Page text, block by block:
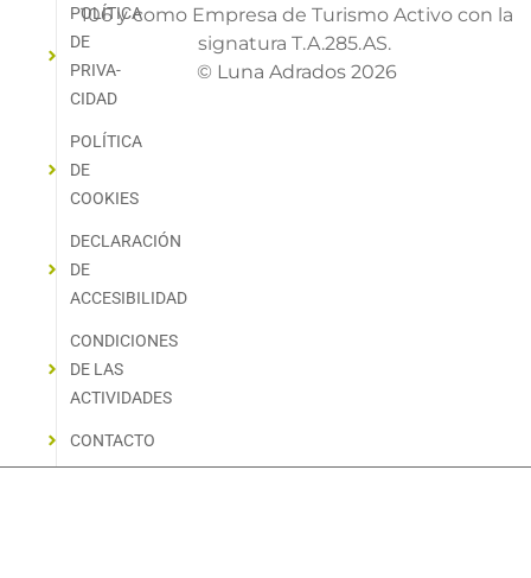
POLÍTICA
DE
PRIVA­
CIDAD
POLÍTICA
DE
COOKIES
DECLARACIÓN
DE
ACCESIBILIDAD
CONDICIONES
DE LAS
ACTIVIDADES
CONTACTO
106 y como Empresa de Turismo Activo con la
signatura T.A.285.AS.
© Luna Adrados 2026